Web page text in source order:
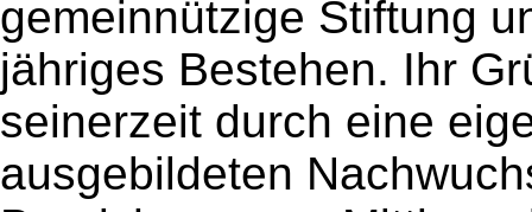
gemeinnützige Stiftung
jähriges Bestehen. Ihr
seinerzeit durch eine
ausgebildeten